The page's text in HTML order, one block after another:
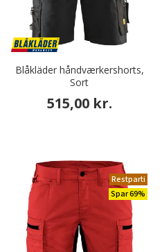
Blåkläder håndværkershorts,
Sort
515,00 kr.
Restparti
Spar 69%